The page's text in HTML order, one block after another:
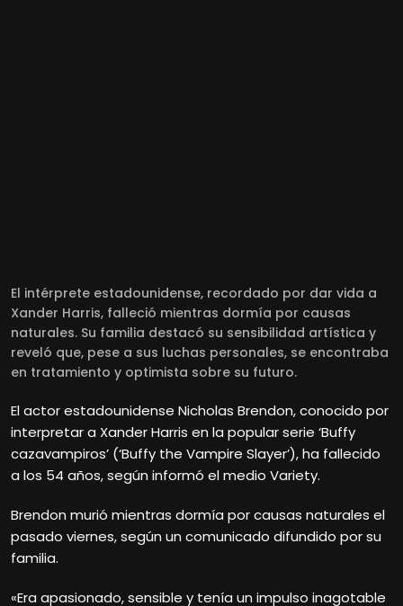
El intérprete estadounidense, recordado por dar vida a
Xander Harris, falleció mientras dormía por causas
naturales. Su familia destacó su sensibilidad artística y
reveló que, pese a sus luchas personales, se encontraba
en tratamiento y optimista sobre su futuro.
El actor estadounidense Nicholas Brendon, conocido por
interpretar a Xander Harris en la popular serie ‘Buffy
cazavampiros’ (‘Buffy the Vampire Slayer’), ha fallecido
a los 54 años, según informó el medio Variety.
Brendon murió mientras dormía por causas naturales el
pasado viernes, según un comunicado difundido por su
familia.
«Era apasionado, sensible y tenía un impulso inagotable